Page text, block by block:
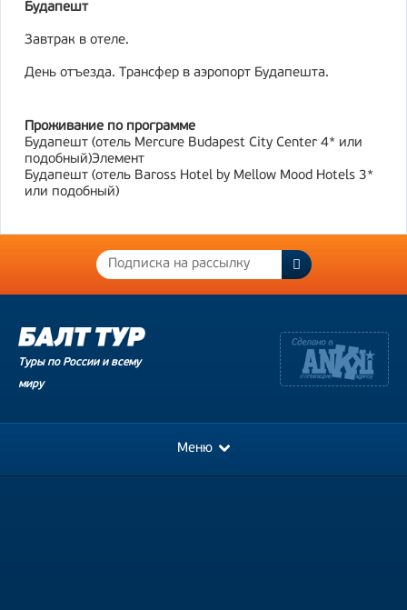
Будапешт
Завтрак в отеле.
День отъезда. Трансфер в аэропорт Будапешта.
Проживание по программе
Будапешт (отель Mercure Budapest City Center 4* или
подобный)Элемент
Будапешт (отель Baross Hotel by Mellow Mood Hotels 3*
или подобный)
Туры по России и всему
миру
Меню